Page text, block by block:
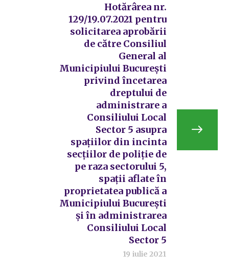
Hotărârea nr.
129/19.07.2021 pentru
solicitarea aprobării
de către Consiliul
General al
Municipiului București
privind încetarea
dreptului de
administrare a
Consiliului Local
Sector 5 asupra
spațiilor din incinta
secțiilor de poliție de
pe raza sectorului 5,
spații aflate în
proprietatea publică a
Municipiului București
și în administrarea
Consiliului Local
Sector 5
19 iulie 2021